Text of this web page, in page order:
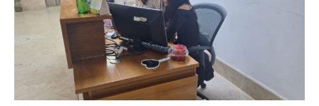
EXA INFORMA
CONTEXTOS
TRAYECTO LAGUNA
A MEDIA MAÑANA
DIÁLOGOS CON LA HISTORIA
TWEETS AND BEATS
LA MEJOR 97.1 ESTÉREO GALLITO